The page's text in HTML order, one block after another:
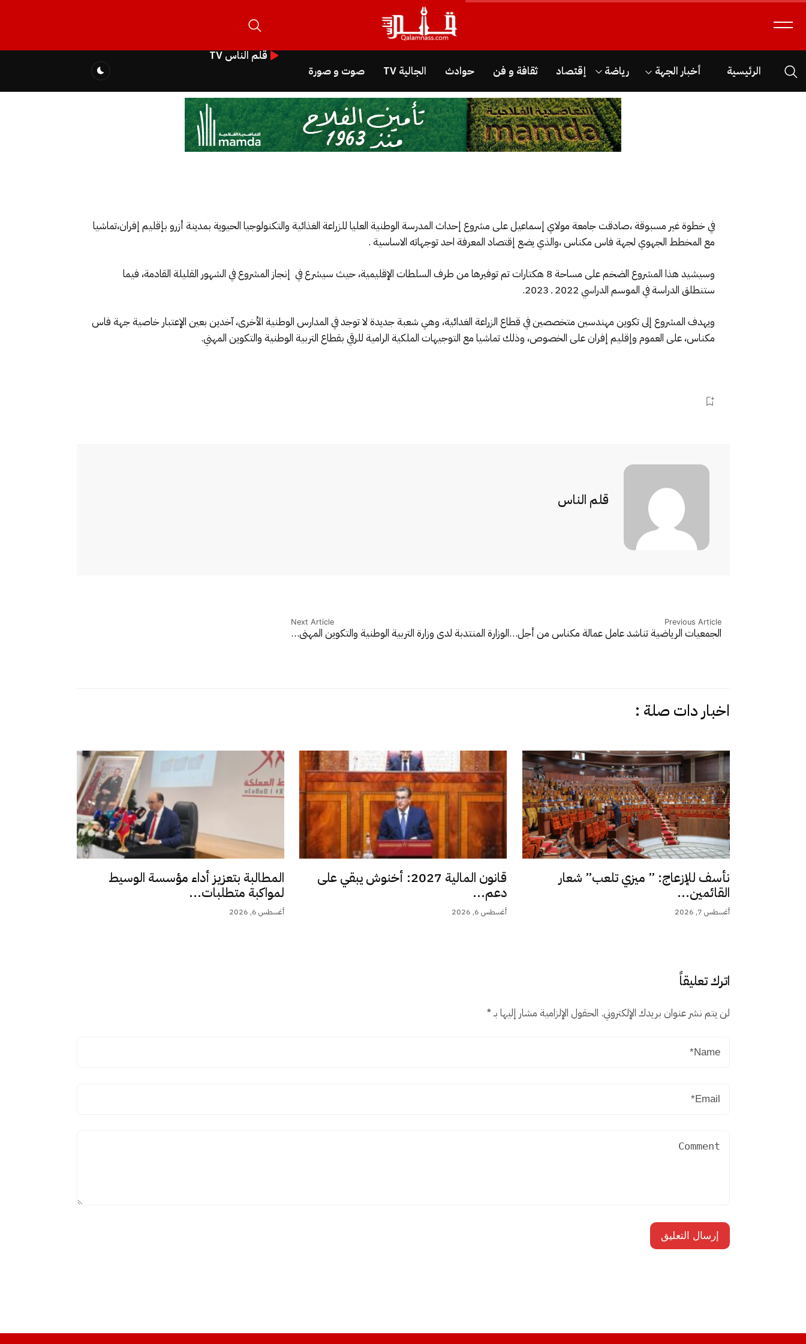
الرئيسية أخبار الجهة رياضة إقتصاد ثقافة و فن حوادث الجالية TV صوت و صورة
قلم الناس TV
في خطوة غير مسبوقة ،صادقت جامعة مولاي إسماعيل على مشروع إحداث المدرسة الوطنية العليا للزراعة الغذائية والتكنولوجيا الحيوية بمدينة أزرو بإقليم إفران،تماشيا
مع المخطط الجهوي لجهة فاس مكناس ،والذي يضع إقتصاد المعرفة احد توجهاته الاساسية .
وسيشيد هذا المشروع الضخم على مساحة 8 هكتارات تم توفيرها من طرف السلطات الإقليمية، حيث سيشرع في إنجاز المشروع في الشهور القليلة القادمة، فيما
ستنطلق الدراسة في الموسم الدراسي 2022 ـ 2023.
ويهدف المشروع إلى تكوين مهندسين متخصصين في قطاع الزراعة الغدائية، وهي شعبة جديدة لا توجد في المدارس الوطنية الأخرى، آخدين بعين الإعتبار خاصية جهة فاس
مكناس، على العموم وإقليم إفران على الخصوص، وذلك تماشيا مع التوجيهات الملكية الرامية للرقي بقطاع التربية الوطنية والتكوين المهني.
قلم الناس
Previous Article
الجمعيات الرياضية تناشد عامل عمالة مكناس من أجل…
Next Article
الوزارة المنتدبة لدى وزارة التربية الوطنية والتكوين المهني…
اخبار دات صلة :
نأسف للإزعاج: ” ميزي تلعب” شعار
القائمين...
أغسطس 7, 2026
قانون المالية 2027: أخنوش يبقي على
دعم...
أغسطس 6, 2026
المطالبة بتعزيز أداء مؤسسة الوسيط
لمواكبة متطلبات...
أغسطس 6, 2026
اترك تعليقاً
لن يتم نشر عنوان بريدك الإلكتروني. الحقول الإلزامية مشار إليها بـ*